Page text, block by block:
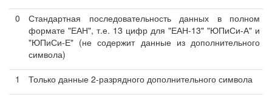
0
Стандартная последовательность данных в полном
формате "ЕАН", т.е. 13 цифр для "ЕАН-13" "ЮПиСи-А" и
"ЮПиСи-Е" (не содержит данные из дополнительного
символа)
1 Только данные 2-разрядного дополнительного символа